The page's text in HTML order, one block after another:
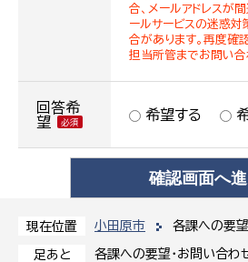
現在位置 小田原市 各課への要
足あと 各課への要望・お問い合わ
合、メールアドレスが
ールサービスの迷惑対
合があります。再度確
担当所管までお問い合
回答希
望
希望する